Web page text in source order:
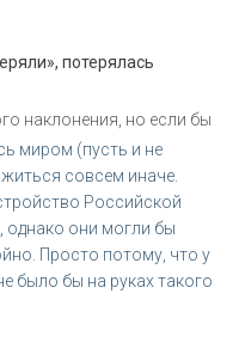
потерялась
наклонения, но если бы
миром (пусть и не
совсем иначе.
Российской
однако они могли бы
Просто потому, что у
было бы на руках такого